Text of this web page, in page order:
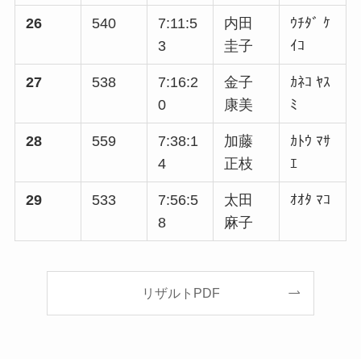
26 540
7:11:5
3
内田
圭子
ｳﾁﾀﾞ ｹ
ｲｺ
27 538
7:16:2
0
金子
康美
ｶﾈｺ ﾔｽ
ﾐ
28 559
7:38:1
4
加藤
正枝
ｶﾄｳ ﾏｻ
ｴ
29 533
7:56:5
8
太田
麻子
ｵｵﾀ ﾏｺ
リザルトPDF